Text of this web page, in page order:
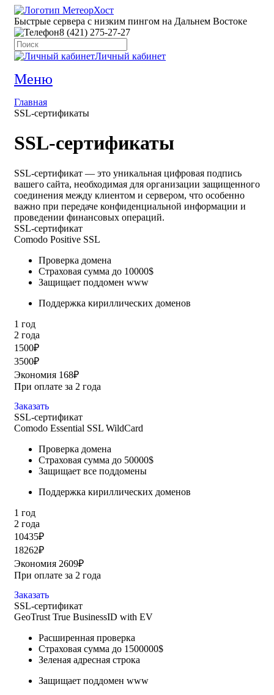
Быстрые сервера с низким пингом на Дальнем Востоке
8 (421) 275-27-27
Личный кабинет
Меню
Главная
SSL-сертификаты
SSL-сертификаты
SSL-сертификат — это уникальная цифровая подпись
вашего сайта, необходимая для организации защищенного
соединения между клиентом и сервером, что особенно
важно при передаче конфиденциальной информации и
проведении финансовых операций.
SSL-сертификат
Comodo Positive SSL
Проверка домена
Страховая сумма до 10000$
Защищает поддомен www
Поддержка кириллических доменов
1 год
2 года
1500₽
3500₽
Экономия 168₽
При оплате за 2 года
Заказать
SSL-сертификат
Comodo Essential SSL WildCard
Проверка домена
Страховая сумма до 50000$
Защищает все поддомены
Поддержка кириллических доменов
1 год
2 года
10435₽
18262₽
Экономия 2609₽
При оплате за 2 года
Заказать
SSL-сертификат
GeoTrust True BusinessID with EV
Расширенная проверка
Страховая сумма до 1500000$
Зеленая адресная строка
Защищает поддомен www